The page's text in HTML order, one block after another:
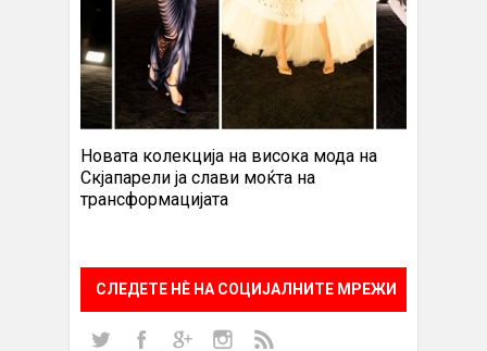
Новата колекција на висока мода на
Скјапарели ја слави моќта на
трансформацијата
СЛЕДЕТЕ НÈ НА СОЦИЈАЛНИТЕ МРЕЖИ